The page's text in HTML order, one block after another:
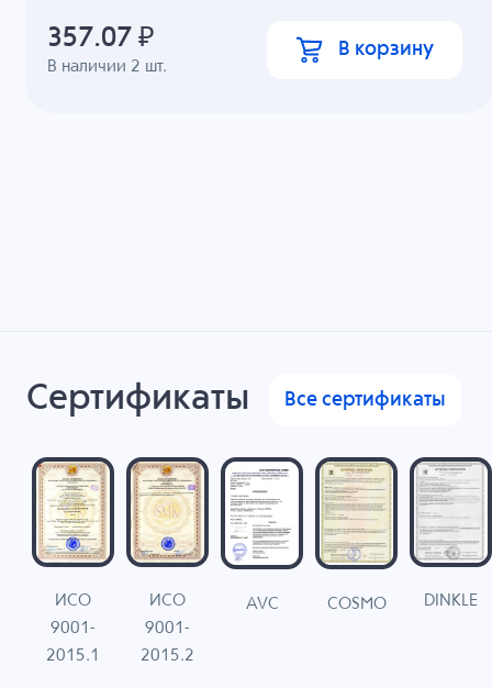
В наличии 2 шт.
357.07 ₽ В корзину
Сертификаты Все сертификаты
ИСО
9001-
2015.1
ИСО
9001-
2015.2
AVC COSMO DINKLE